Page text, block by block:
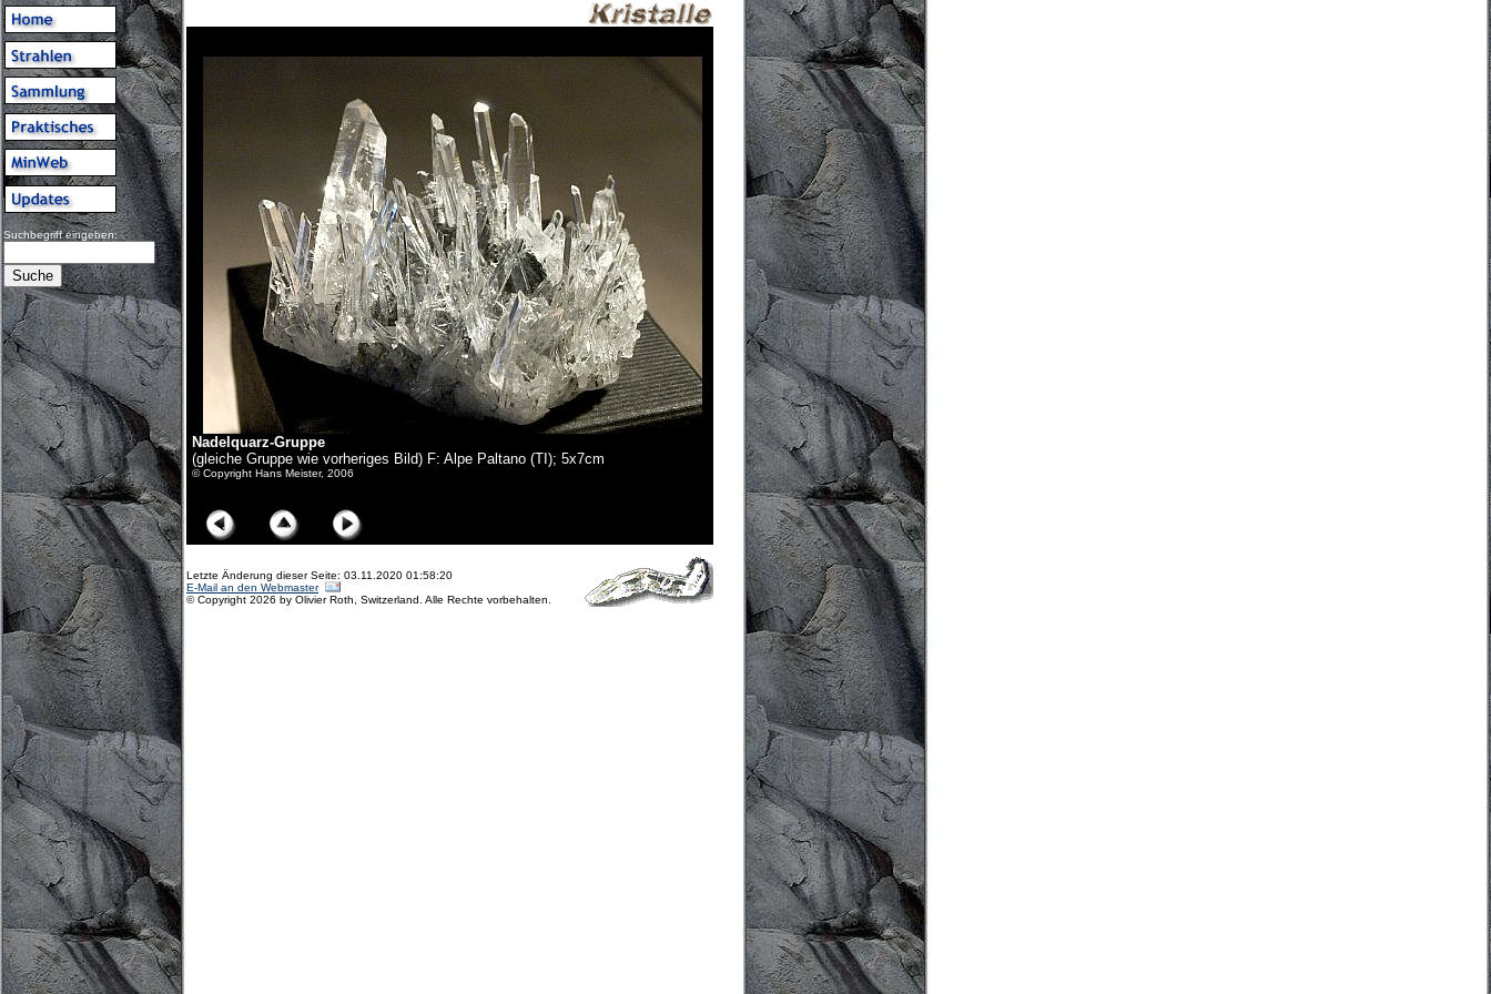
Suchbegriff eingeben:
Nadelquarz-Gruppe
(gleiche Gruppe wie vorheriges Bild) F: Alpe Paltano (TI); 5x7cm
© Copyright Hans Meister, 2006
Letzte Änderung dieser Seite: 03.11.2020 01:58:20
E-Mail an den Webmaster
© Copyright 2026 by Olivier Roth, Switzerland. Alle Rechte vorbehalten.